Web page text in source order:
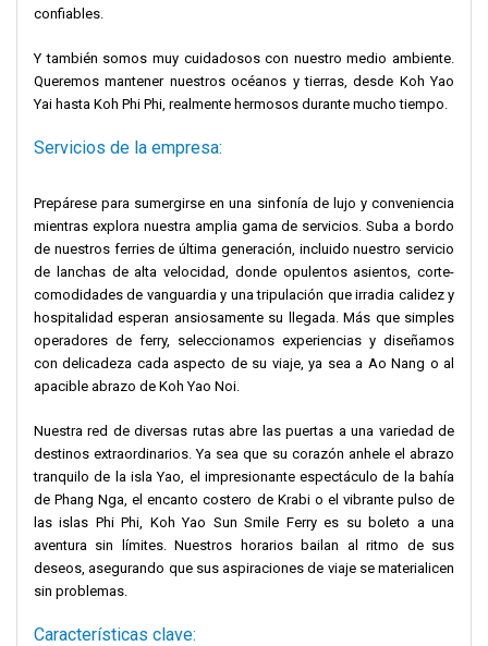
confiables.
Y también somos muy cuidadosos con nuestro medio ambiente.
Queremos mantener nuestros océanos y tierras, desde Koh Yao
Yai hasta Koh Phi Phi, realmente hermosos durante mucho tiempo.
Servicios de la empresa:
Prepárese para sumergirse en una sinfonía de lujo y conveniencia
mientras explora nuestra amplia gama de servicios. Suba a bordo
de nuestros ferries de última generación, incluido nuestro servicio
de lanchas de alta velocidad, donde opulentos asientos, corte-
comodidades de vanguardia y una tripulación que irradia calidez y
hospitalidad esperan ansiosamente su llegada. Más que simples
operadores de ferry, seleccionamos experiencias y diseñamos
con delicadeza cada aspecto de su viaje, ya sea a Ao Nang o al
apacible abrazo de Koh Yao Noi.
Nuestra red de diversas rutas abre las puertas a una variedad de
destinos extraordinarios. Ya sea que su corazón anhele el abrazo
tranquilo de la isla Yao, el impresionante espectáculo de la bahía
de Phang Nga, el encanto costero de Krabi o el vibrante pulso de
las islas Phi Phi, Koh Yao Sun Smile Ferry es su boleto a una
aventura sin límites. Nuestros horarios bailan al ritmo de sus
deseos, asegurando que sus aspiraciones de viaje se materialicen
sin problemas.
Características clave: